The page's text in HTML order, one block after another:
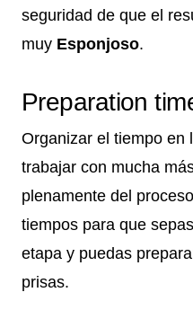
seguridad de que el
muy Esponjoso.
Preparation
Organizar el tiempo en
trabajar con mucha
plenamente del
tiempos para que
etapa y puedas
prisas.